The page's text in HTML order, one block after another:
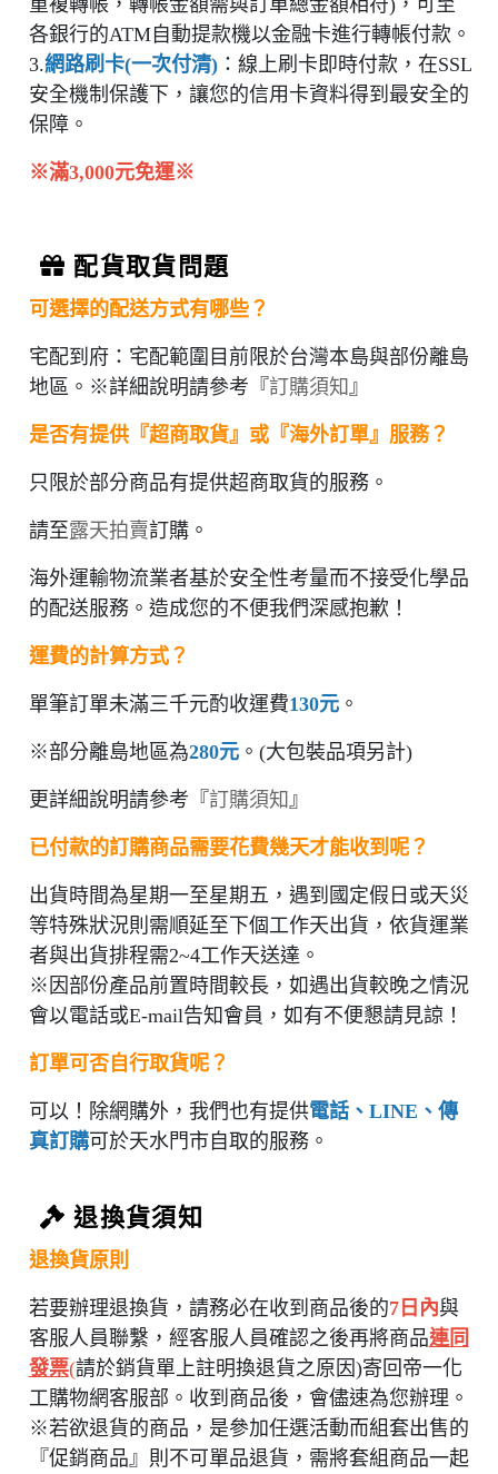
各銀行的ATM自動提款機以金融卡進行轉帳付款。
3.網路刷卡(一次付清)： 線上刷卡即時付款，在SSL
安全機制保護下，讓您的信用卡資料得到最安全的
保障。
※滿3,000元免運※
配貨取貨問題
可選擇的配送方式有哪些？
宅配到府：宅配範圍目前限於台灣本島與部份離島
地區。※詳細說明請參考『訂購須知 』
是否有提供『超商取貨』或『海外訂單』服務？
只限於部分商品有提供超商取貨的服務。
請至露天拍賣訂購。
海外運輸物流業者基於安全性考量而不接受化學品
的配送服務。造成您的不便我們深感抱歉！
運費的計算方式？
單筆訂單未滿三千元酌收運費130元。
※部分離島地區為280元。(大包裝品項另計)
更詳細說明請參考『訂購須知 』
已付款的訂購商品需要花費幾天才能收到呢？
出貨時間為星期一至星期五，遇到國定假日或天災
等特殊狀況則需順延至下個工作天出貨，依貨運業
者與出貨排程需2~4工作天送達。
※因部份產品前置時間較長，如遇出貨較晚之情況
會以電話或E-mail告知會員，如有不便懇請見諒！
訂單可否自行取貨呢？
可以！除網購外，我們也有提供電話、LINE、傳
真訂購可於天水門市自取的服務。
退換貨須知
退換貨原則
若要辦理退換貨，請務必在收到商品後的7日內與
客服人員聯繫，經客服人員確認之後再將商品連同
發票(請於銷貨單上註明換退貨之原因)寄回帝一化
工購物網客服部。收到商品後，會儘速為您辦理。
※若欲退貨的商品，是參加任選活動而組套出售的
『促銷商品』則不可單品退貨，需將套組商品一起